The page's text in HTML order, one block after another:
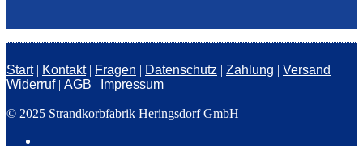
Start| Kontakt| Fragen | Datenschutz | Zahlung | Versand |
Widerruf| AGB | Impressum
© 2025 Strandkorbfabrik Heringsdorf GmbH